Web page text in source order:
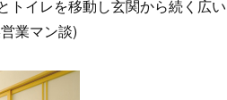
トイレを移動し玄関から続く広い
業マン談)